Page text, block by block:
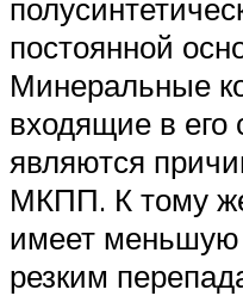
постоянной
Минеральные
входящие в его
являются
МКПП. К тому
имеет меньшую
резким